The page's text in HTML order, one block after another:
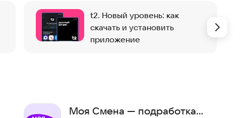
t2. Новый уровень: как
скачать и установить
приложение
Моя Смена — подработка